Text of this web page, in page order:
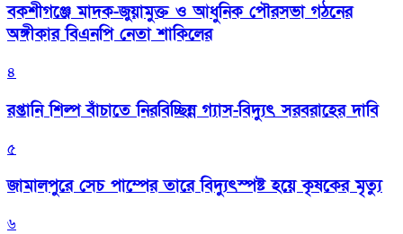
বকশীগঞ্জে মাদক-জুয়ামুক্ত ও আধুনিক পৌরসভা গঠনের
অঙ্গীকার বিএনপি নেতা শাকিলের
৪
রপ্তানি শিল্প বাঁচাতে নিরবিচ্ছিন্ন গ্যাস-বিদ্যুৎ সরবরাহের দাবি
৫
জামালপুরে সেচ পাম্পের তারে বিদ্যুৎস্পষ্ট হয়ে কৃষকের মৃত্যু
৬